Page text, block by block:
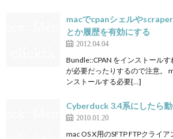
macでcpanシェルや
とか履歴を有効にする
2012.04.04
Bundle::CPAN をインストール
が必要だったりするので注意。
ンストールする必要[…]
Cyberduck 3.4系にしたら
2010.01.20
mac OS X用のSFTP FTPクライ